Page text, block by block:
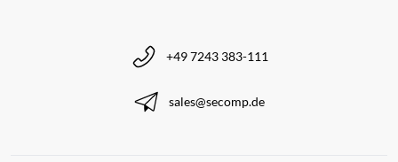
+49 7243 383-111
sales@secomp.de